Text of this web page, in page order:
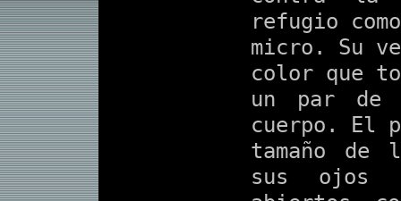
refugio
micro. Su
color que
un par de
cuerpo. El
tamaño
sus ojos